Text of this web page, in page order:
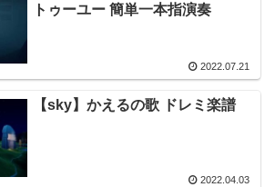
トゥーユー 簡単一本指演奏
2022.07.21
【sky】かえるの歌 ドレミ楽譜
2022.04.03